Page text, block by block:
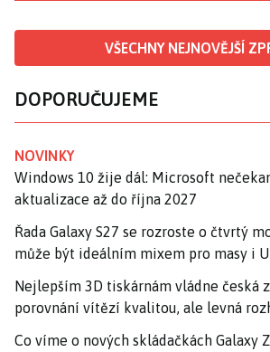
VŠECHNY NEJNOVĚJŠÍ
DOPORUČUJEME
NOVINKY
Windows 10 žije dál: Microsoft
aktualizace až do října 2027
Řada Galaxy S27 se rozroste o čtvrtý
může být ideálním mixem pro masy i
Nejlepším 3D tiskárnám vládne česká
porovnání vítězí kvalitou, ale levná
Co víme o nových skládačkách Galaxy